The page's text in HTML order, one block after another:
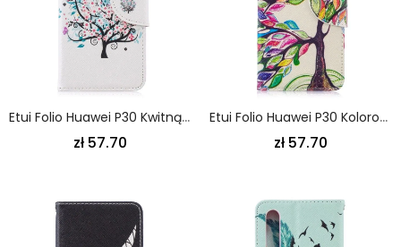
Etui Folio Huawei P30 Kwitnące Drzewo Etui Ochronne
zł 57.70
Etui Folio Huawei P30 Kolorowe Drzewo Etui Ochronne
zł 57.70